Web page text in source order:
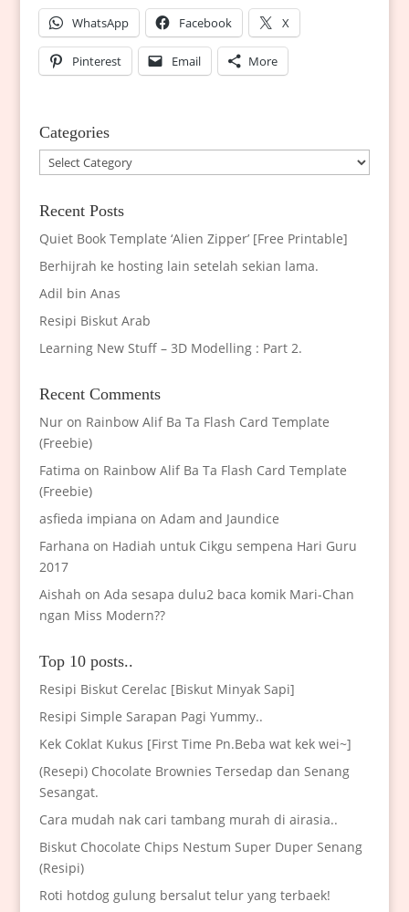
WhatsApp Facebook X
Pinterest Email More
Categories
Categories
Recent Posts
Quiet Book Template ‘Alien Zipper’ [Free Printable]
Berhijrah ke hosting lain setelah sekian lama.
Adil bin Anas
Resipi Biskut Arab
Learning New Stuff – 3D Modelling : Part 2.
Recent Comments
Nuron Rainbow Alif Ba Ta Flash Card Template
(Freebie)
Fatima on Rainbow Alif Ba Ta Flash Card Template
(Freebie)
asfieda impiana on Adam and Jaundice
Farhana on Hadiah untuk Cikgu sempena Hari Guru
2017
Aishah on Ada sesapa dulu2 baca komik Mari-Chan
ngan Miss Modern??
Top 10 posts..
Resipi Biskut Cerelac [Biskut Minyak Sapi]
Resipi Simple Sarapan Pagi Yummy..
Kek Coklat Kukus [First Time Pn.Beba wat kek wei~]
(Resepi) Chocolate Brownies Tersedap dan Senang
Sesangat.
Cara mudah nak cari tambang murah di airasia..
Biskut Chocolate Chips Nestum Super Duper Senang
(Resipi)
Roti hotdog gulung bersalut telur yang terbaek!